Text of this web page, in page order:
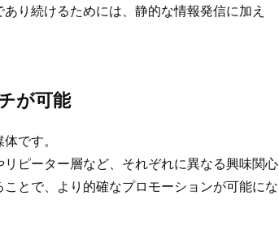
り続けるためには、静的な情報発信に加え
が可能
です。
ピーター層など、それぞれに異なる興味関心
とで、より的確なプロモーションが可能にな